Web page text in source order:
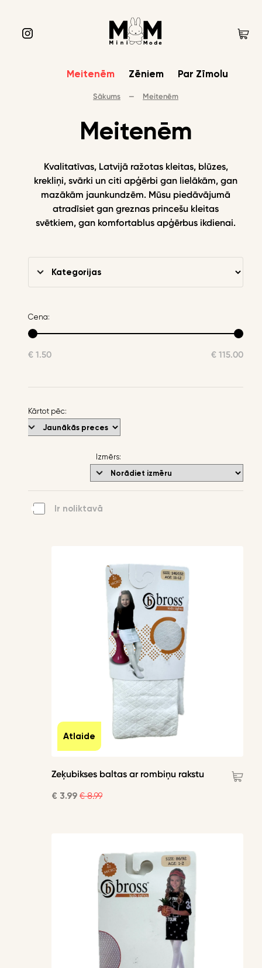
Meitenēm Zēniem Par Zīmolu
Sākums — Meitenēm
Meitenēm
Kvalitatīvas, Latvijā ražotas kleitas, blūzes,
krekliņi, svārki un citi apģērbi gan lielākām, gan
mazākām jaunkundzēm. Mūsu piedāvājumā
atradīsiet gan greznas princešu kleitas
svētkiem, gan komfortablus apģērbus ikdienai.
Cena:
€ 1.50 € 115.00
Kārtot pēc:
Izmērs:
Ir noliktavā
Atlaide
Zeķubikses baltas ar rombiņu rakstu
€ 3.99 € 8.99